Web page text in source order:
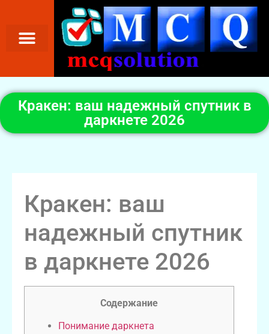
Кракен: ваш надежный спутник в
даркнете 2026
Кракен: ваш
надежный спутник
в даркнете 2026
Содержание
Понимание даркнета